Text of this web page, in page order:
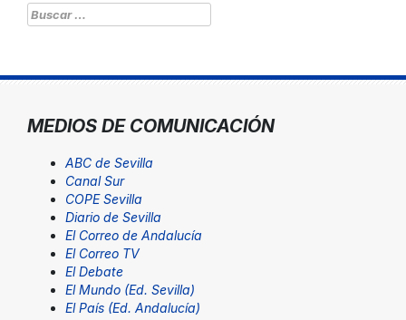
Buscar:
MEDIOS DE COMUNICACIÓN
ABC de Sevilla
Canal Sur
COPE Sevilla
Diario de Sevilla
El Correo de Andalucía
El Correo TV
El Debate
El Mundo (Ed. Sevilla)
El País (Ed. Andalucía)